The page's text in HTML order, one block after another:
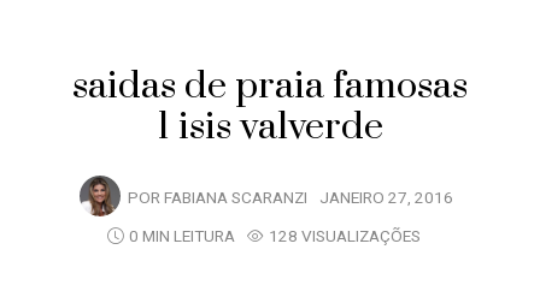
saidas de praia famosas
1 isis valverde
POR FABIANA SCARANZI JANEIRO 27, 2016
0 MIN LEITURA
128 VISUALIZAÇÕES